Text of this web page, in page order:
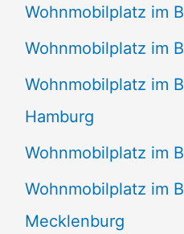
Wohnmobilplatz im
Wohnmobilplatz im
Wohnmobilplatz im
Hamburg
Wohnmobilplatz im
Wohnmobilplatz im
Mecklenburg